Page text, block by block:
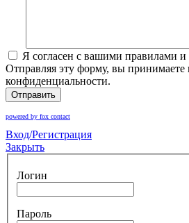
Я согласен с вашими правилами и
Отправляя эту форму, вы
конфиденциальности.
Отправить
powered by fox contact
Вход/Регистрация
Закрыть
Логин
Пароль